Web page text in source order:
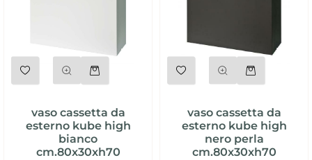
vaso cassetta da
esterno kube high
bianco
cm.80x30xh70
vaso cassetta da
esterno kube high
nero perla
cm.80x30xh70